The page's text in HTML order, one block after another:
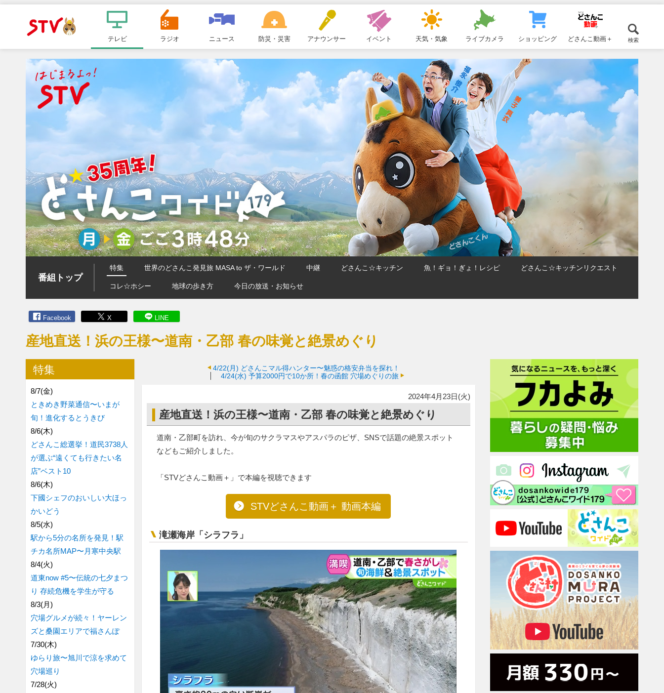
ＳＴＶ札
幌テレビ
ュ
ー
テレビ ラジオ ニュース 防災・災害 アナウンサー イベント 天気・気象 ライブカメラ ショッピング どさんこ動画＋ 検索
番組トップ
特集 世界のどさんこ発見旅 MASA to ザ・ワールド 中継 どさんこ☆キッチン 魚！ギョ！ぎょ！レシピ どさんこ☆キッチンリクエスト
コレ☆ホシー 地球の歩き方 今日の放送・お知らせ
Facebook X LINE
産地直送！浜の王様〜道南・乙部 春の味覚と絶景めぐり
4/22(月) どさんこマル得ハンター〜魅惑の格安弁当を探れ！
4/24(水) 予算2000円で10か所！春の函館 穴場めぐりの旅
2024年4月23日(火)
産地直送！浜の王様〜道南・乙部 春の味覚と絶景めぐり
道南・乙部町を訪れ、今が旬のサクラマスやアスパラのピザ、SNSで話題の絶景スポット
などもご紹介しました。
「STVどさんこ動画＋」で本編を視聴できます
STVどさんこ動画＋ 動画本編
滝瀬海岸「シラフラ」
特集
8/7(金)
ときめき野菜通信〜いまが
旬！進化するとうきび
8/6(木)
どさんこ総選挙！道民3738人
が選ぶ“遠くても行きたい名
店”ベスト10
8/6(木)
下國シェフのおいしい大ほっ
かいどう
8/5(水)
駅から5分の名所を発見！駅
チカ名所MAP〜月寒中央駅
8/4(火)
道東now #5〜伝統の七夕まつ
り 存続危機を学生が守る
8/3(月)
穴場グルメが続々！ヤーレン
ズと桑園エリアで福さんぽ
7/30(木)
ゆらり旅〜旭川で涼を求めて
穴場巡り
7/28(火)